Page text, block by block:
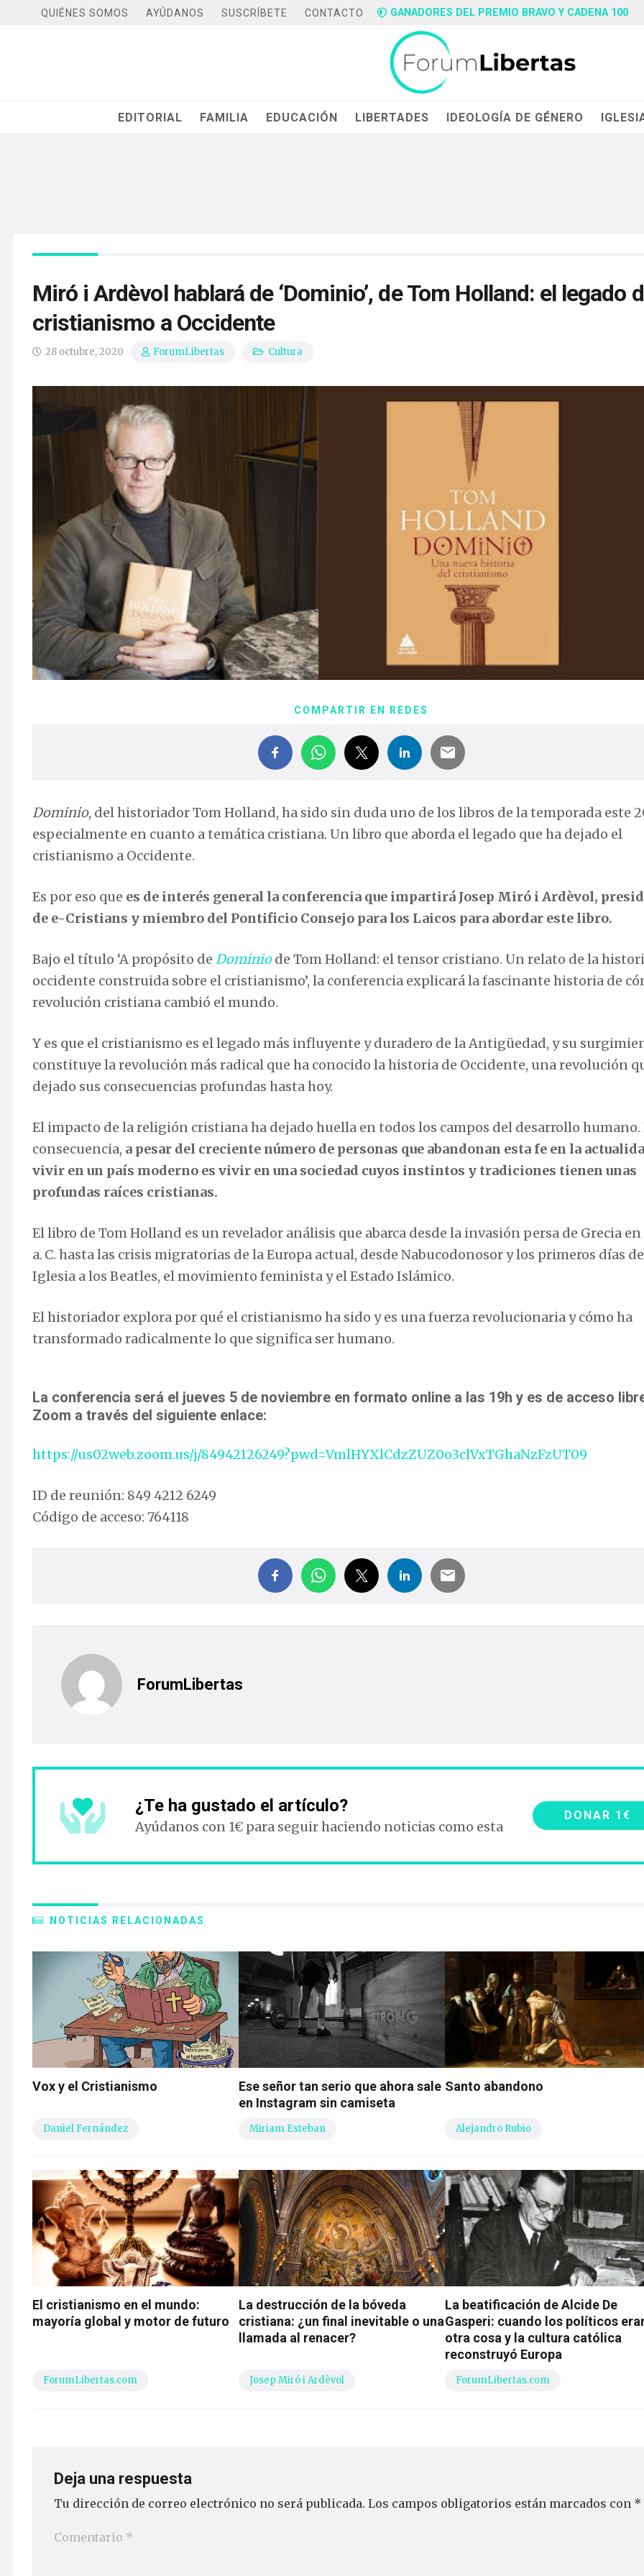
QUIÉNES SOMOS AYÚDANOS SUSCRÍBETE CONTACTO GANADORES DEL PREMIO BRAVO Y CADENA 100
EDITORIAL FAMILIA EDUCACIÓN LIBERTADES IDEOLOGÍA DE GÉNERO
Miró i Ardèvol hablará de ‘Dominio’, de Tom Holland: el legado
cristianismo a Occidente
28 octubre, 2020 ForumLibertas Cultura
COMPARTIR EN REDES
Dominio, del historiador Tom Holland, ha sido sin duda uno de los libros de la temporada este
especialmente en cuanto a temática cristiana. Un libro que aborda el legado que ha dejado el
cristianismo a Occidente.
Es por eso que es de interés general la conferencia que impartirá Josep Miró i Ardèvol,
de e-Cristians y miembro del Pontificio Consejo para los Laicos para abordar este libro.
Bajo el título ‘A propósito de Dominiode Tom Holland: el tensor cristiano. Un relato de la
occidente construida sobre el cristianismo’, la conferencia explicará la fascinante historia de
revolución cristiana cambió el mundo.
Y es que el cristianismo es el legado más influyente y duradero de la Antigüedad, y su
constituye la revolución más radical que ha conocido la historia de Occidente, una revolución
dejado sus consecuencias profundas hasta hoy.
El impacto de la religión cristiana ha dejado huella en todos los campos del desarrollo humano.
consecuencia, a pesar del creciente número de personas que abandonan esta fe en la
vivir en un país moderno es vivir en una sociedad cuyos instintos y tradiciones tienen unas
profundas raíces cristianas.
El libro de Tom Holland es un revelador análisis que abarca desde la invasión persa de Grecia
a. C. hasta las crisis migratorias de la Europa actual, desde Nabucodonosor y los primeros días
Iglesia a los Beatles, el movimiento feminista y el Estado Islámico.
El historiador explora por qué el cristianismo ha sido y es una fuerza revolucionaria y cómo ha
transformado radicalmente lo que significa ser humano.
La conferencia será el jueves 5 de noviembre en formato online a las 19h y es de acceso
Zoom a través del siguiente enlace:
https://us02web.zoom.us/j/84942126249?pwd=VmlHYXlCdzZUZ0o3clVxTGhaNzFzUT09
ID de reunión: 849 4212 6249
Código de acceso: 764118
ForumLibertas
¿Te ha gustado el artículo?
Ayúdanos con 1€ para seguir haciendo noticias como esta
DONAR 1€
NOTICIAS RELACIONADAS
Vox y el Cristianismo
Daniel Fernández
Ese señor tan serio que ahora sale
en Instagram sin camiseta
Miriam Esteban
Santo abandono
Alejandro Rubio
El cristianismo en el mundo:
mayoría global y motor de futuro
ForumLibertas.com
La destrucción de la bóveda
cristiana: ¿un final inevitable o una
llamada al renacer?
Josep Miró i Ardèvol
La beatificación de Alcide De
Gasperi: cuando los políticos
otra cosa y la cultura católica
reconstruyó Europa
ForumLibertas.com
Deja una respuesta
Tu dirección de correo electrónico no será publicada. Los campos obligatorios están marcados con *